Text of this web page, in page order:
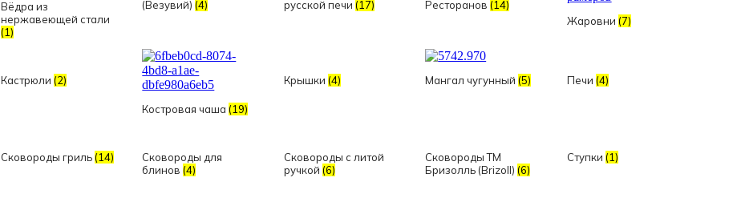
Вёдра из
нержавеющей стали
(1)
(Везувий) (4)
русской печи (17)
Ресторанов (14)
Жаровни (7)
Кастрюли (2)
Костровая чаша (19)
Крышки (4) Мангал чугунный (5) Печи (4)
Сковороды гриль (14)
Сковороды для
блинов (4)
Сковороды с литой
ручкой (6)
Сковороды ТМ
Бризолль (Brizoll) (6)
Ступки (1)